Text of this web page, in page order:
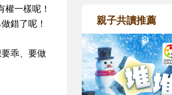
一樣呢！
錯了呢！
乖、要做
親子共讀推薦